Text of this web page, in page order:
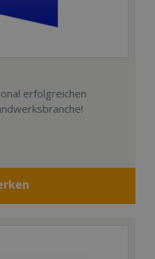
erfolgreichen